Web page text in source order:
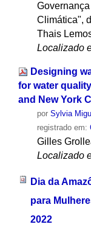
Climática",
Thais
Localizado
Designing
for water
and New York
por Sylvia
registrado em:
Gilles
Localizado
Dia da
para
2022